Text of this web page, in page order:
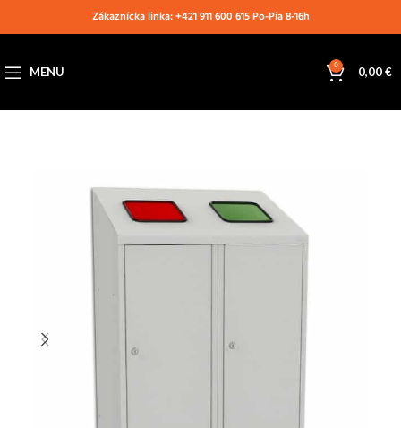
Zákaznícka linka: +421 911 600 615 Po-Pia 8-16h
MENU 0 0,00€